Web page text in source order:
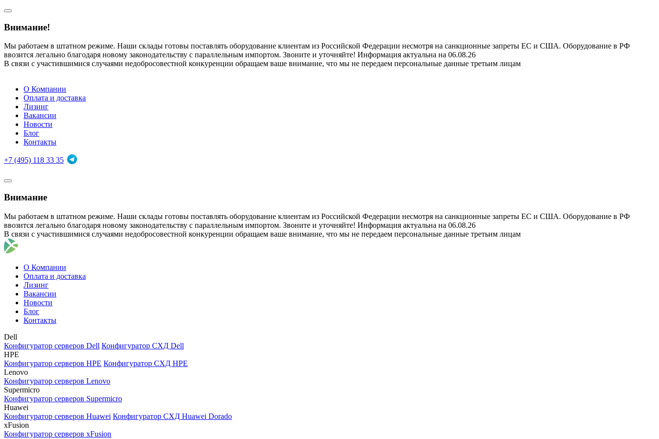
Внимание!
Мы работаем в штатном режиме. Наши склады готовы поставлять оборудование клиентам из Российской Федерации несмотря на санкционные запреты ЕС и США. Оборудование в РФ
ввозится легально благодаря новому законодательству с параллельным импортом. Звоните и уточняйте! Информация актуальна на 06.08.26
В связи с участившимися случаями недобросовестной конкуренции обращаем ваше внимание, что мы не передаем персональные данные третьим лицам
О Компании
Оплата и доставка
Лизинг
Вакансии
Новости
Блог
Контакты
+7 (495) 118 33 35
Внимание
Мы работаем в штатном режиме. Наши склады готовы поставлять оборудование клиентам из Российской Федерации несмотря на санкционные запреты ЕС и США. Оборудование в РФ
ввозится легально благодаря новому законодательству с параллельным импортом. Звоните и уточняйте! Информация актуальна на 06.08.26
В связи с участившимися случаями недобросовестной конкуренции обращаем ваше внимание, что мы не передаем персональные данные третьим лицам
О Компании
Оплата и доставка
Лизинг
Вакансии
Новости
Блог
Контакты
Dell
Конфигуратор серверов Dell Конфигуратор СХД Dell
HPE
Конфигуратор серверов HPE Конфигуратор СХД HPE
Lenovo
Конфигуратор серверов Lenovo
Supermicro
Конфигуратор серверов Supermicro
Huawei
Конфигуратор серверов Huawei Конфигуратор СХД Huawei Dorado
xFusion
Конфигуратор серверов xFusion